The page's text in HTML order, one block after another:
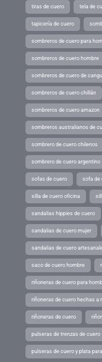
tiras de cuero tela de
tapicería de cuero
sombreros de cuero para
sombreros de cuero hombre
sombreros de cuero de
sombreros de cuero chillán
sombreros de cuero amazon
sombreros australianos de
sombrero de cuero chilenos
sombrero de cuero argentino
sofas de cuero sofa de
silla de cuero oficina
sandalias hippies de cuero
sandalias de cuero mujer
sandalias de cuero
saco de cuero hombre
riñoneras de cuero para
riñoneras de cuero hechas a
riñoneras de cuero
pulseras de trenzas de cuero
pulseras de cuero y plata